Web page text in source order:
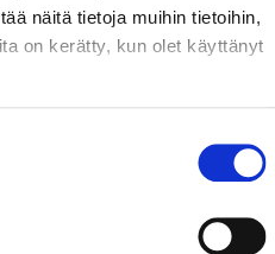
näitä tietoja muihin tietoihin,
on kerätty, kun olet käyttänyt
nyt myynnissä! - näe
useat muut